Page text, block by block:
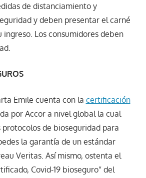
de distanciamiento y
y deben presentar el carné
ingreso. Los consumidores deben
Emile cuenta con la certificación
por Accor a nivel global la cual
protocolos de bioseguridad para
la garantía de un estándar
Veritas. Así mismo, ostenta el
Covid-19 bioseguro” del